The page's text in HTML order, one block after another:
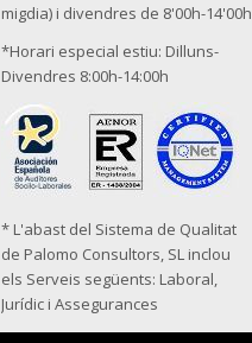
migdia) i divendres de 8'00h-14'00h
*Horari especial estiu: Dilluns-
Divendres 8:00h-14:00h
* L'abast del Sistema de Qualitat
de Palomo Consultors, SL inclou
els Serveis següents: Laboral,
Jurídic i Assegurances